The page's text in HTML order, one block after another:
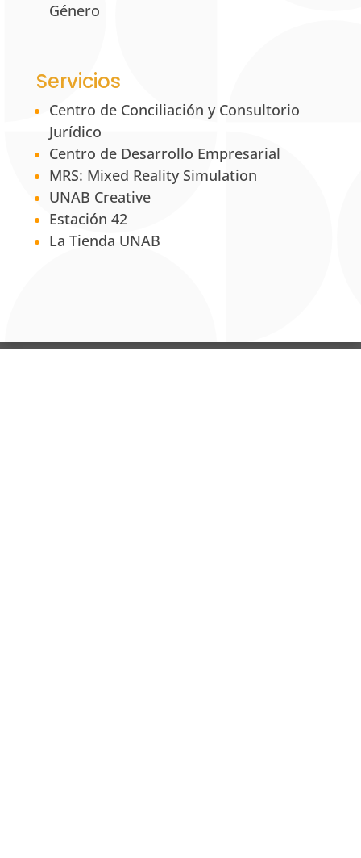
Género
Servicios
Centro de Conciliación y Consultorio
Jurídico
Centro de Desarrollo Empresarial
MRS: Mixed Reality Simulation
UNAB Creative
Estación 42
La Tienda UNAB